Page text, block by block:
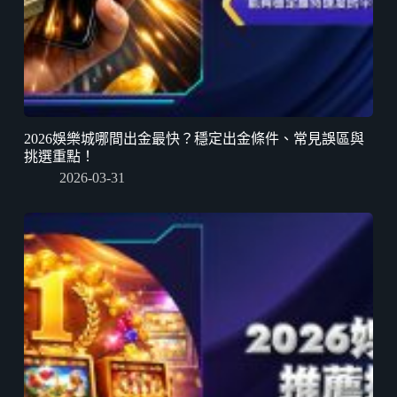
2026娛樂城哪間出金最快？穩定出金條件、常見誤區與
挑選重點！
2026-03-31